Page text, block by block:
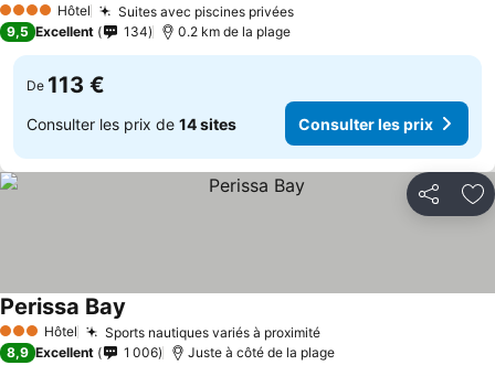
4 Étoiles Hôtel Suites avec piscines privées
9,5 Excellent 134 0.2 km de la plage
De 113 €
Consulter les prix de 14 sites Consulter les prix
Partager
3 ÉtoilesHôtel Sports nautiques variés à proximité
Perissa Bay
8,9 Excellent 1 006 Juste à côté de la plage